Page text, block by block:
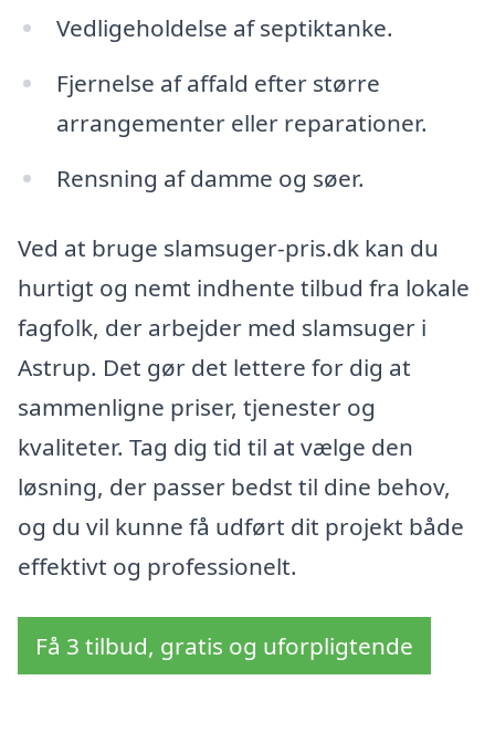
Vedligeholdelse af septiktanke.
Fjernelse af affald efter større
arrangementer eller reparationer.
Rensning af damme og søer.
Ved at bruge slamsuger-pris.dk kan du
hurtigt og nemt indhente tilbud fra lokale
fagfolk, der arbejder med slamsuger i
Astrup. Det gør det lettere for dig at
sammenligne priser, tjenester og
kvaliteter. Tag dig tid til at vælge den
løsning, der passer bedst til dine behov,
og du vil kunne få udført dit projekt både
effektivt og professionelt.
Få 3 tilbud, gratis og uforpligtende